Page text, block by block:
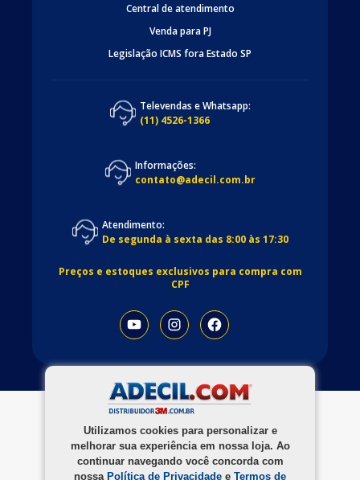
Utilizamos cookies para personalizar e
melhorar sua experiência em nossa loja. Ao
continuar navegando você concorda com
nossa Política de Privacidade e Termos de
Central de atendimento
Venda para PJ
Legislação ICMS fora Estado SP
Televendas e Whatsapp:
(11) 4526-1366
Informações:
contato@adecil.com.br
Atendimento:
De segunda à sexta das 8:00 às 17:30
Preços e estoques exclusivos para compra com
CPF